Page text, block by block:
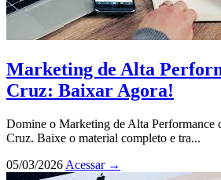
Marketing de Alta
Cruz: Baixar Agora!
Domine o Marketing de Alta Performance
Cruz. Baixe o material completo e tra...
05/03/2026 Acessar →